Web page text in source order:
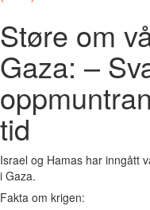
Støre om
Gaza: –
tid
Israel og Hamas har inngått
i Gaza.
Fakta om krigen: